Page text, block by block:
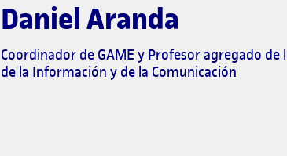
Daniel Aranda
Coordinador de GAME y Profesor agregado de
de la Información y de la Comunicación